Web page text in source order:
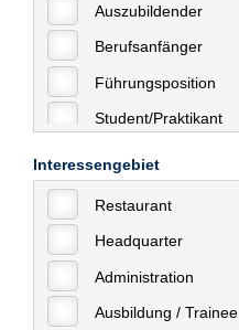
Dessau
Dresden
Düsseldorf
Erfurt
Essen
Frankfurt
Frankfurt am Main
Freiburg
Fulda
Auszubildender
Berufsanfänger
Führungsposition
Student/Praktikant
Interessengebiet
Restaurant
Headquarter
Administration
Ausbildung / Trainee